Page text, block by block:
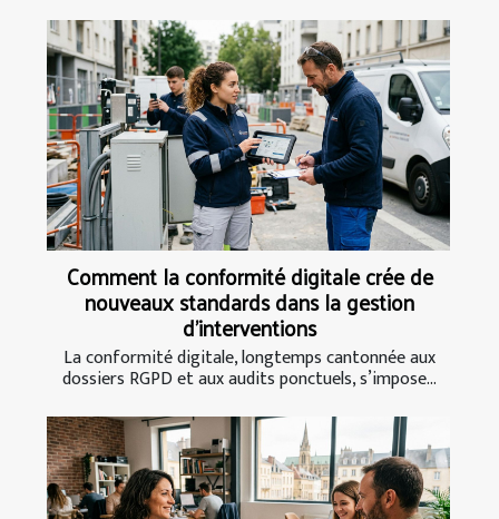
Comment la conformité digitale crée de
nouveaux standards dans la gestion
d’interventions
La conformité digitale, longtemps cantonnée aux
dossiers RGPD et aux audits ponctuels, s’impose...